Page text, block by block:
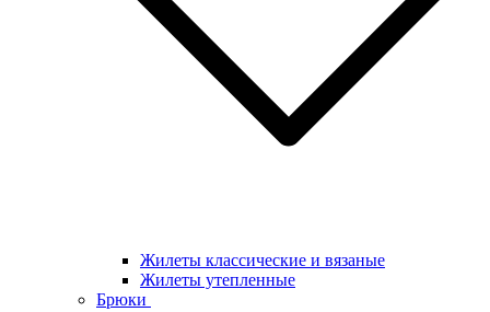
Жилеты классические и вязаные
Жилеты утепленные
Брюки